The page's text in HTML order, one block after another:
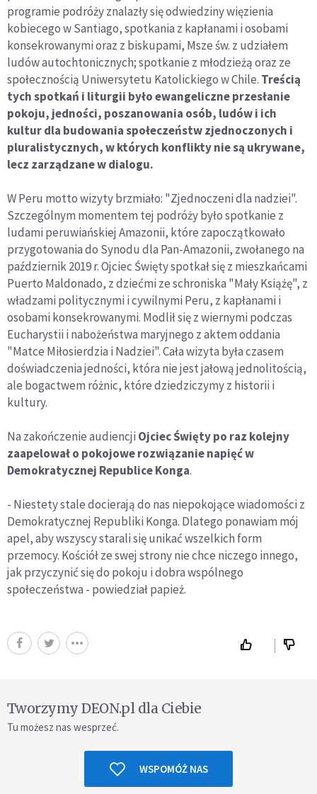
programie podróży znalazły się odwiedziny więzienia
kobiecego w Santiago, spotkania z kapłanami i osobami
konsekrowanymi oraz z biskupami, Msze św. z udziałem
ludów autochtonicznych; spotkanie z młodzieżą oraz ze
społecznością Uniwersytetu Katolickiego w Chile. Treścią
tych spotkań i liturgii było ewangeliczne przesłanie
pokoju, jedności, poszanowania osób, ludów i ich
kultur dla budowania społeczeństw zjednoczonych i
pluralistycznych, w których konflikty nie są ukrywane,
lecz zarządzane w dialogu.
W Peru motto wizyty brzmiało: "Zjednoczeni dla nadziei".
Szczególnym momentem tej podróży było spotkanie z
ludami peruwiańskiej Amazonii, które zapoczątkowało
przygotowania do Synodu dla Pan-Amazonii, zwołanego na
październik 2019 r. Ojciec Święty spotkał się z mieszkańcami
Puerto Maldonado, z dziećmi ze schroniska "Mały Książę", z
władzami politycznymi i cywilnymi Peru, z kapłanami i
osobami konsekrowanymi. Modlił się z wiernymi podczas
Eucharystii i nabożeństwa maryjnego z aktem oddania
"Matce Miłosierdzia i Nadziei". Cała wizyta była czasem
doświadczenia jedności, która nie jest jałową jednolitością,
ale bogactwem różnic, które dziedziczymy z historii i
kultury.
Na zakończenie audiencji Ojciec Święty po raz kolejny
zaapelował o pokojowe rozwiązanie napięć w
Demokratycznej Republice Konga.
- Niestety stale docierają do nas niepokojące wiadomości z
Demokratycznej Republiki Konga. Dlatego ponawiam mój
apel, aby wszyscy starali się unikać wszelkich form
przemocy. Kościół ze swej strony nie chce niczego innego,
jak przyczynić się do pokoju i dobra wspólnego
społeczeństwa - powiedział papież.
Tworzymy DEON.pl dla Ciebie
Tu możesz nas wesprzeć.
WSPOMÓŻ NAS